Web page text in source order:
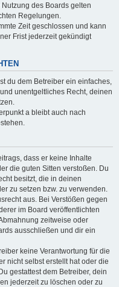
des Boards gelten
Regelungen.
Zeit geschlossen und kann
Frist jederzeit gekündigt
du dem Betreiber ein einfaches,
unentgeltliches Recht, deinen
a bleibt auch nach
dass er keine Inhalte
die guten Sitten verstoßen. Du
besitzt, die in deinen
zu setzen bzw. zu verwenden.
aus. Bei Verstößen gegen
im Board veröffentlichten
zeitweise oder
ausschließen und dir ein
keine Verantwortung für die
nicht selbst erstellt hat oder die
gestattest dem Betreiber, dein
jederzeit zu löschen oder zu